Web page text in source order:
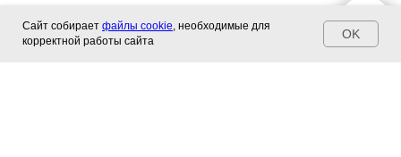
Сайт собирает файлы cookie, необходимые для
корректной работы сайта
OK